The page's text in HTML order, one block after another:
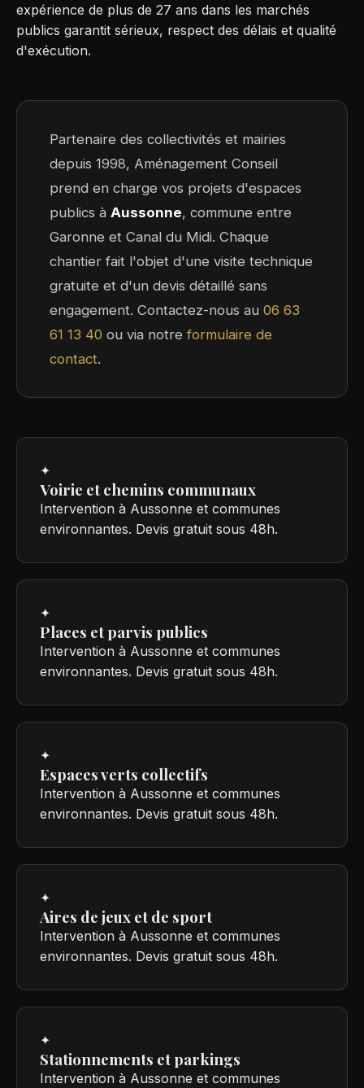
expérience de plus de 27 ans dans les marchés
publics garantit sérieux, respect des délais et qualité
d'exécution.
Partenaire des collectivités et mairies
depuis 1998, Aménagement Conseil
prend en charge vos projets d'espaces
publics à Aussonne, commune entre
Garonne et Canal du Midi. Chaque
chantier fait l'objet d'une visite technique
gratuite et d'un devis détaillé sans
engagement. Contactez-nous au 06 63
61 13 40 ou via notreformulaire de
contact.
✦
Voirie et chemins communaux
Intervention à Aussonne et communes
environnantes. Devis gratuit sous 48h.
✦
Places et parvis publics
Intervention à Aussonne et communes
environnantes. Devis gratuit sous 48h.
✦
Espaces verts collectifs
Intervention à Aussonne et communes
environnantes. Devis gratuit sous 48h.
✦
Aires de jeux et de sport
Intervention à Aussonne et communes
environnantes. Devis gratuit sous 48h.
✦
Stationnements et parkings
Intervention à Aussonne et communes